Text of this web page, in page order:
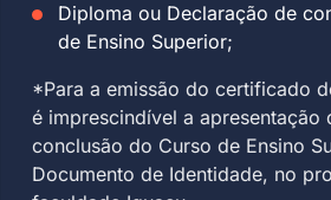
Diploma ou Declaração de
de Ensino Superior;
*Para a emissão do certificado
é imprescindível a apresentação
conclusão do Curso de Ensino
Documento de Identidade, no